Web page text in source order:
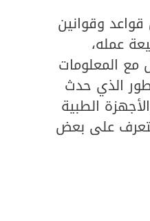
وقوانين
عمله،
مع المعلومات
الذي حدث
الطبية
على بعض